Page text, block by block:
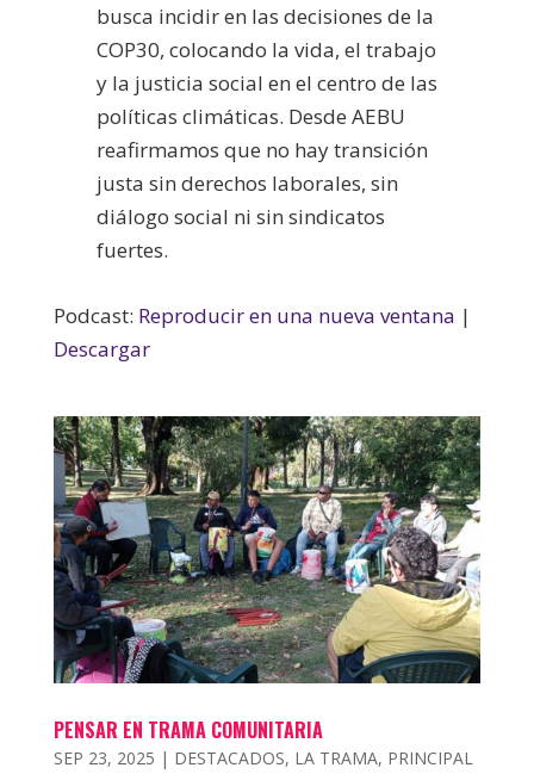
busca incidir en las decisiones de la
COP30, colocando la vida, el trabajo
y la justicia social en el centro de las
políticas climáticas. Desde AEBU
reafirmamos que no hay transición
justa sin derechos laborales, sin
diálogo social ni sin sindicatos
fuertes.
Podcast: Reproducir en una nueva ventana |
Descargar
PENSAR EN TRAMA COMUNITARIA
SEP 23, 2025 | DESTACADOS, LA TRAMA, PRINCIPAL